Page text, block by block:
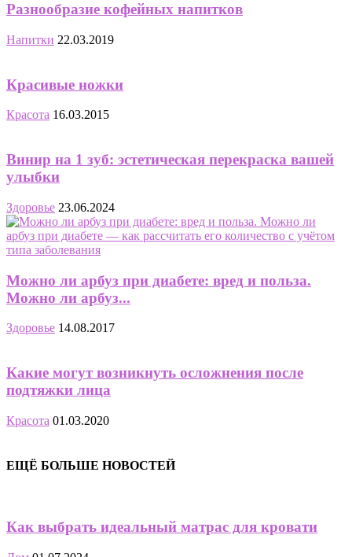
Разнообразие кофейных напитков
Напитки 22.03.2019
Красивые ножки
Красота 16.03.2015
Винир на 1 зуб: эстетическая перекраска вашей
улыбки
Здоровье 23.06.2024
Можно ли арбуз при диабете: вред и польза.
Можно ли арбуз...
Здоровье 14.08.2017
Какие могут возникнуть осложнения после
подтяжки лица
Красота 01.03.2020
ЕЩЁ БОЛЬШЕ НОВОСТЕЙ
Как выбрать идеальный матрас для кровати